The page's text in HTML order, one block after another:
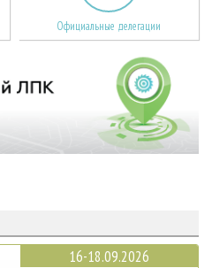
Официальные делегации
16-18.09.2026